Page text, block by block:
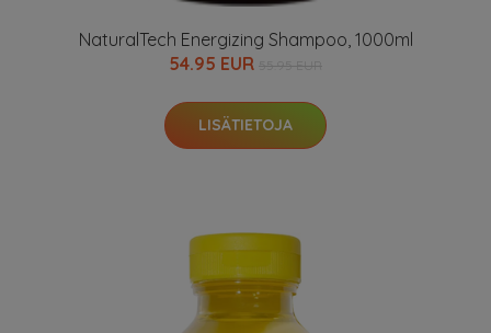
NaturalTech Energizing Shampoo, 1000ml
54.95 EUR
LISÄTIETOJA